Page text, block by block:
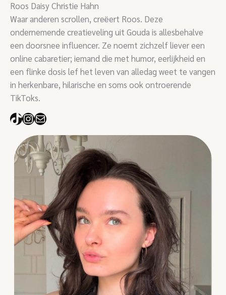
Roos Daisy Christie Hahn
Waar anderen scrollen, creëert Roos. Deze
ondernemende creatieveling uit Gouda is allesbehalve
een doorsnee influencer. Ze noemt zichzelf liever een
online cabaretier; iemand die met humor, eerlijkheid en
een flinke dosis lef het leven van alledag weet te vangen
in herkenbare, hilarische en soms ook ontroerende
TikToks.
TikTok
Instagram
E-mail